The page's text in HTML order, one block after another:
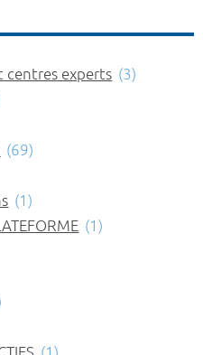
centres experts (3)
(69)
(1)
(1)